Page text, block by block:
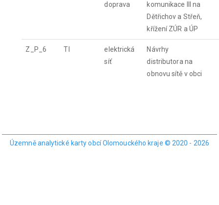
doprava
komunikace III na
Dětřichov a Střeň,
křížení ZÚR a ÚP
Z_P_6 TI
elektrická
síť
Návrhy
distributora na
obnovu sítě v obci
Územně analytické karty obcí Olomouckého kraje © 2020 - 2026